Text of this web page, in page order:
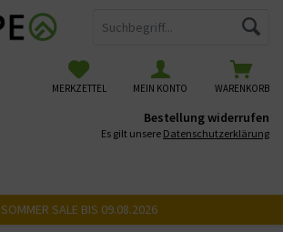
WARENKORB
MERKZETTEL MEIN KONTO
Bestellung widerrufen
Es gilt unsere Datenschutzerklärung
SOMMER SALE BIS 09.08.2026